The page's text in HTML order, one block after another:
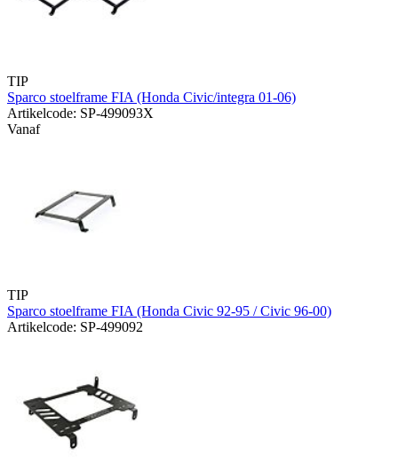
TIP
Sparco stoelframe FIA (Honda Civic/integra 01-06)
Artikelcode: SP-499093X
Vanaf
TIP
Sparco stoelframe FIA (Honda Civic 92-95 / Civic 96-00)
Artikelcode: SP-499092